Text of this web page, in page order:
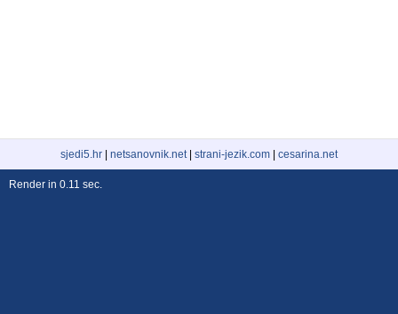
sjedi5.hr netsanovnik.net| strani-jezik.com cesarina.net
Render in 0.11 sec.